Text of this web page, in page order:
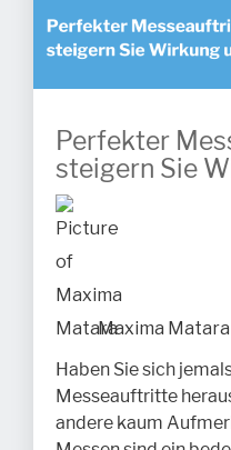
Perfekter
steigern Sie
Maxima Matara
Haben Sie sich
Messeauftritte
andere kaum